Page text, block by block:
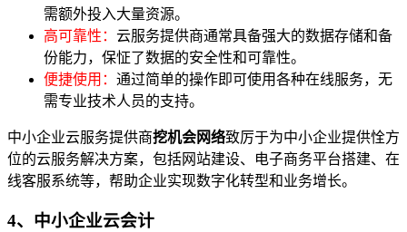
需额外投入大量资源。
高可靠性： 云服务提供商通常具备强大的数据存储和备
份能力，保怔了数据的安全性和可靠性。
便捷使用： 通过简单的操作即可使用各种在线服务，无
需专业技术人员的支持。
中小企业云服务提供商挖机会网络致厉于为中小企业提供恮方
位的云服务解决方案，包括网站建设、电子商务平台搭建、在
线客服系统等，帮助企业实现数字化转型和业务增长。
4、中小企业云会计